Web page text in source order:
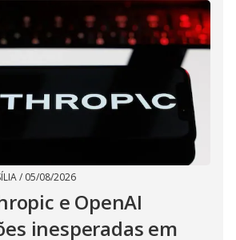
/ 05/08/2026
e OpenAI
inesperadas em